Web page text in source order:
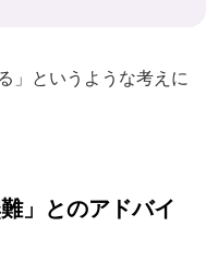
」というような考えに
」とのアドバイ